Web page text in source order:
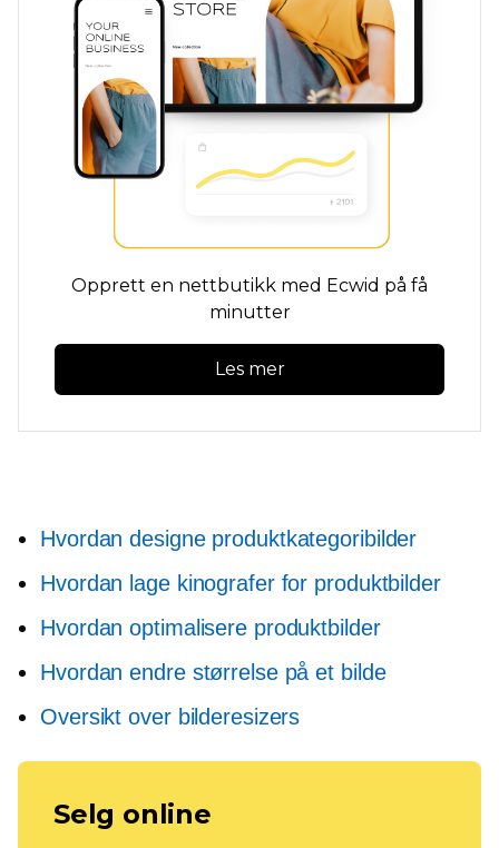
Opprett en nettbutikk med Ecwid på få
minutter
Les mer
Hvordan designe produktkategoribilder
Hvordan lage kinografer for produktbilder
Hvordan optimalisere produktbilder
Hvordan endre størrelse på et bilde
Oversikt over bilderesizers
Selg online